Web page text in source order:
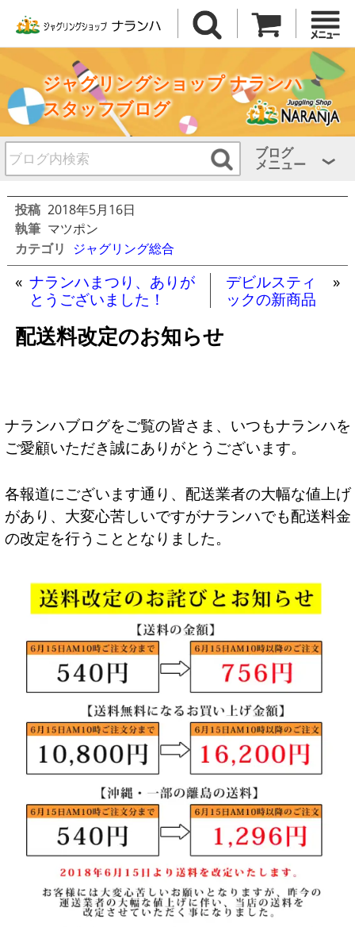
ジャグリングショップ ナランハ
スタッフブログ
ブログ
メニュー
投稿 2018年5月16日
執筆 マツポン
カテゴリ
ジャグリング総合
« ナランハまつり、ありが
とうございました！
デビルスティ
ックの新商品
»
配送料改定のお知らせ
ナランハブログをご覧の皆さま、いつもナランハを
ご愛顧いただき誠にありがとうございます。
各報道にございます通り、配送業者の大幅な値上げ
があり、大変心苦しいですがナランハでも配送料金
の改定を行うこととなりました。